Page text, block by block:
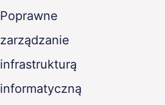
Poprawne
zarządzanie
infrastrukturą
informatyczną